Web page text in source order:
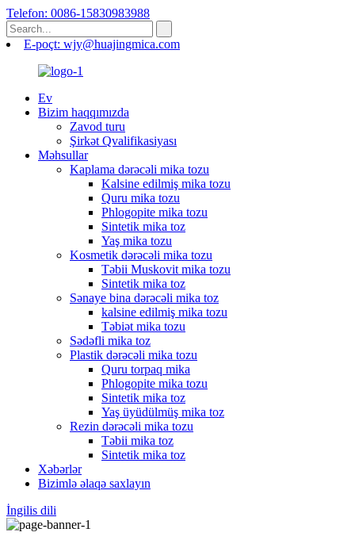
Telefon: 0086-15830983988
E-poçt: wjy@huajingmica.com
Ev
Bizim haqqımızda
Zavod turu
Şirkət Qvalifikasiyası
Məhsullar
Kaplama dərəcəli mika tozu
Kalsine edilmiş mika tozu
Quru mika tozu
Phlogopite mika tozu
Sintetik mika toz
Yaş mika tozu
Kosmetik dərəcəli mika tozu
Təbii Muskovit mika tozu
Sintetik mika toz
Sənaye bina dərəcəli mika toz
kalsine edilmiş mika tozu
Təbiət mika tozu
Sədəfli mika toz
Plastik dərəcəli mika tozu
Quru torpaq mika
Phlogopite mika tozu
Sintetik mika toz
Yaş üyüdülmüş mika toz
Rezin dərəcəli mika tozu
Təbii mika toz
Sintetik mika toz
Xəbərlər
Bizimlə əlaqə saxlayın
İngilis dili